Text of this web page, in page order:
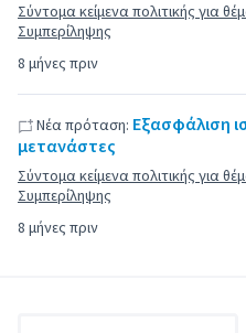
8 μήνες πριν
Σύντομα κείμενα πολιτικής για
Συμπερίληψης
8 μήνες πριν
Νέα πρόταση: Εξασφάλιση
μετανάστες
Σύντομα κείμενα πολιτικής για
Συμπερίληψης